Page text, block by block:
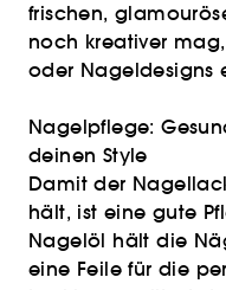
frischen,
noch kreativer
oder Nageldesigns
Nagelpflege:
deinen Style
Damit der
hält, ist eine gute
Nagelöl hält die
eine Feile für die